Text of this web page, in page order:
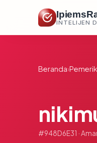
INTELIJEN
Beranda›
#948D6E31 ·